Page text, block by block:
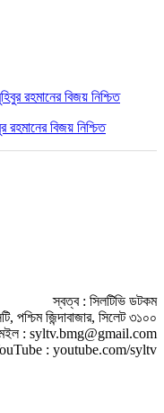
বিজয় নিশ্চিত
স্বত্ব : সিলটিভি ডটকম
পশ্চিম জিন্দাবাজার, সিলেট ৩১০০
: syltv.bmg@gmail.com
: youtube.com/syltv